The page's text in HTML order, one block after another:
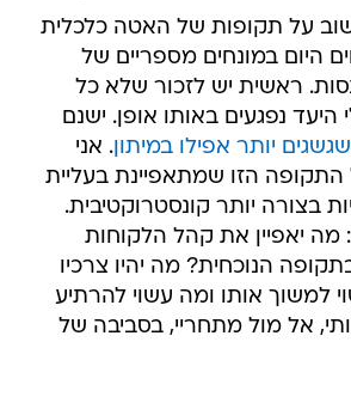
על תקופות של האטה כלכלית
היום במונחים מספריים של
ראשית יש לזכור שלא כל
היעד נפגעים באותו אופן. ישנם
יותר אפילו במיתון. אני
הזו שמתאפיינת בעליית
בצורה יותר קונסטרוקטיבית.
יאפיין את קהל הלקוחות
הנוכחית? מה יהיו צרכיו
למשוך אותו ומה עשוי להרתיע
אל מול מתחריי, בסביבה של